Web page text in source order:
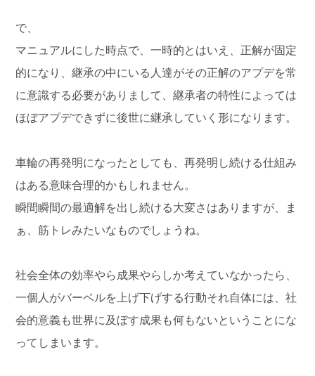
で、
マニュアルにした時点で、一時的とはいえ、正解が固定
的になり、継承の中にいる人達がその正解のアプデを常
に意識する必要がありまして、継承者の特性によっては
ほぼアプデできずに後世に継承していく形になります。
車輪の再発明になったとしても、再発明し続ける仕組み
はある意味合理的かもしれません。
瞬間瞬間の最適解を出し続ける大変さはありますが、ま
ぁ、筋トレみたいなものでしょうね。
社会全体の効率やら成果やらしか考えていなかったら、
一個人がバーベルを上げ下げする行動それ自体には、社
会的意義も世界に及ぼす成果も何もないということにな
ってしまいます。